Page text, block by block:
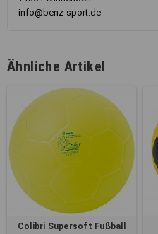
info@benz-sport.de
Ähnliche Artikel
Colibri Supersoft Fußball